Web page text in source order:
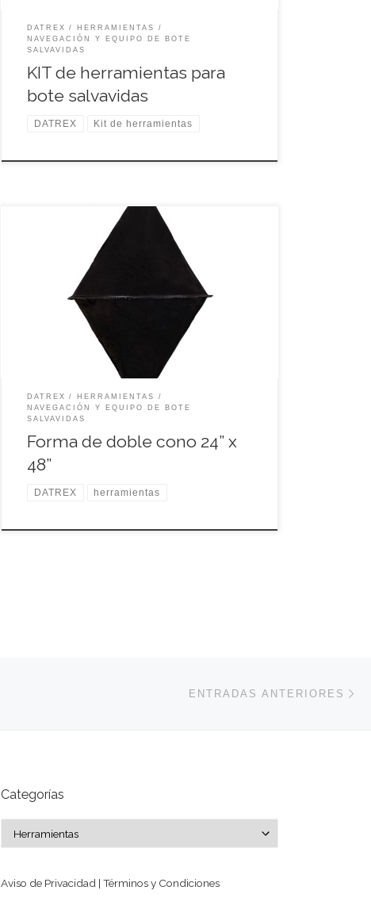
DATREX
HERRAMIENTAS
NAVEGACIÓN Y EQUIPO DE BOTE
SALVAVIDAS
KIT de herramientas para
bote salvavidas
DATREX Kit de herramientas
Código: DX0012M
DATREX
HERRAMIENTAS
NAVEGACIÓN Y EQUIPO DE BOTE
SALVAVIDAS
Forma de doble cono 24” x
48”
DATREX herramientas
ENTRADAS ANTERIORES
Categorías
Aviso de Privacidad | Términos y Condiciones